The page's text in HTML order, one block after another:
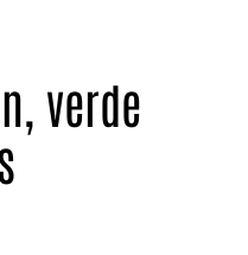
verde